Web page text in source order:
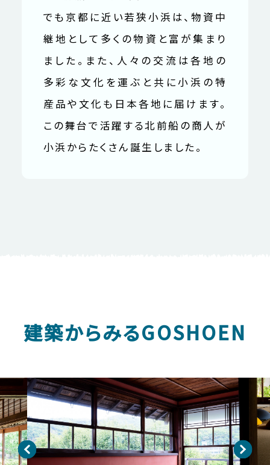
でも京都に近い若狭小浜は、物資中
継地として多くの物資と富が集まり
ました。また、人々の交流は各地の
多彩な文化を運ぶと共に小浜の特
産品や文化も日本各地に届けます。
この舞台で活躍する北前船の商人が
小浜からたくさん誕生しました。
建築からみるGOSHOEN